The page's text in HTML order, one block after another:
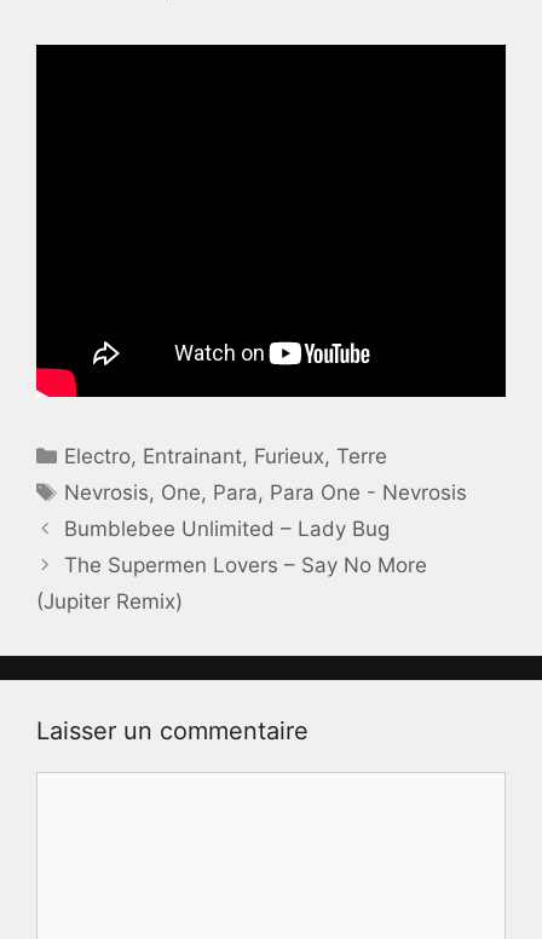
Catégories
Electro, Entrainant, Furieux,Terre
Étiquettes
Nevrosis, One, Para, Para One - Nevrosis
Bumblebee Unlimited – Lady Bug
The Supermen Lovers – Say No More
(Jupiter Remix)
Laisser un commentaire